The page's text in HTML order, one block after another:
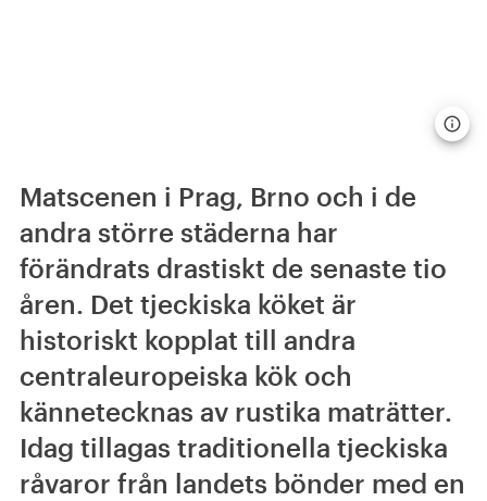
Matscenen i Prag, Brno och i de
andra större städerna har
förändrats drastiskt de senaste tio
åren. Det tjeckiska köket är
historiskt kopplat till andra
centraleuropeiska kök och
kännetecknas av rustika maträtter.
Idag tillagas traditionella tjeckiska
råvaror från landets bönder med en